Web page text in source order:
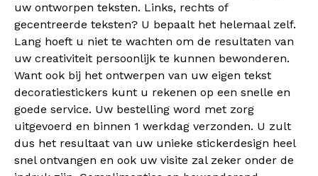
uw ontworpen teksten. Links, rechts of
gecentreerde teksten? U bepaalt het helemaal zelf.
Lang hoeft u niet te wachten om de resultaten van
uw creativiteit persoonlijk te kunnen bewonderen.
Want ook bij het ontwerpen van uw eigen tekst
decoratiestickers kunt u rekenen op een snelle en
goede service. Uw bestelling word met zorg
uitgevoerd en binnen 1 werkdag verzonden. U zult
dus het resultaat van uw unieke stickerdesign heel
snel ontvangen en ook uw visite zal zeker onder de